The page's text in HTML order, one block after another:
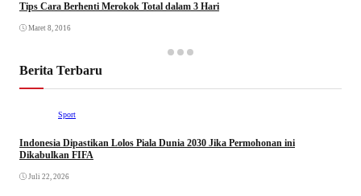
Tips Cara Berhenti Merokok Total dalam 3 Hari
Maret 8, 2016
Berita Terbaru
Sport
Indonesia Dipastikan Lolos Piala Dunia 2030 Jika Permohonan ini
Dikabulkan FIFA
Juli 22, 2026